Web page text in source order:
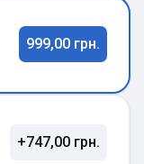
999,00 грн.
+747,00 грн.